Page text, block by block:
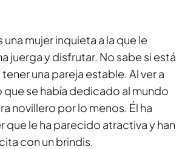
una mujer inquieta a la que le
juerga y disfrutar. No sabe si está
una pareja estable. Al ver a
que se había dedicado al mundo
novillero por lo menos. Él ha
que le ha parecido atractiva y han
con un brindis.